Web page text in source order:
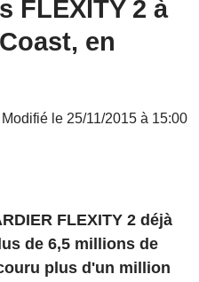
FLEXITY 2 à
en
le 25/11/2015 à 15:00
FLEXITY 2 déjà
de 6,5 millions de
plus d'un million